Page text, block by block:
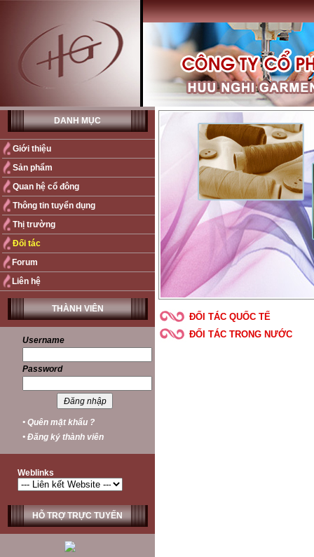
DANH MỤC
Giới thiệu
Sản phẩm
Quan hệ cổ đông
Thông tin tuyển dụng
Thị trường
Đối tác
Forum
Liên hệ
THÀNH VIÊN
Username
Password
• Quên mật khẩu ?
• Đăng ký thành viên
Weblinks
HỖ TRỢ TRỰC TUYẾN
ĐỐI TÁC QUỐC TẾ
ĐỐI TÁC TRONG NƯỚC